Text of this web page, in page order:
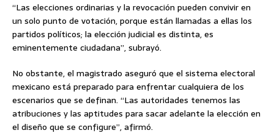
“Las elecciones ordinarias y la revocación pueden convivir en
un solo punto de votación, porque están llamadas a ellas los
partidos políticos; la elección judicial es distinta, es
eminentemente ciudadana”, subrayó.
No obstante, el magistrado aseguró que el sistema electoral
mexicano está preparado para enfrentar cualquiera de los
escenarios que se definan. “Las autoridades tenemos las
atribuciones y las aptitudes para sacar adelante la elección en
el diseño que se configure”, afirmó.